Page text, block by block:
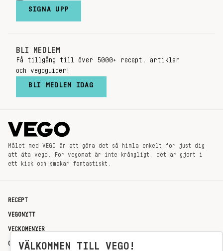
SIGNA UPP
BLI MEDLEM
Få tillgång till över 5000+ recept, artiklar
och vegoguider!
BLI MEDLEM IDAG
Målet med VEGO är att göra det så himla enkelt för just dig
att äta vego. För vegomat är inte krångligt, det är gjort i
ett kick och smakar fantastiskt.
RECEPT
VEGONYTT
VECKOMENYER
OM OSSVÄLKOMMEN TILL VEGO!